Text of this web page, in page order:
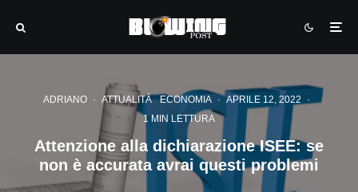
ADRIANO · ATTUALITÀ ECONOMIA · APRILE 12, 2022
·
1 MIN LETTURA
Attenzione alla dichiarazione ISEE: se
non è accurata avrai questi problemi